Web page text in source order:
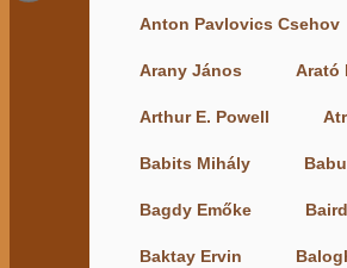
Anton Pavlovics Csehov
Arany János Arató
Arthur E. Powell
Babits Mihály
Bagdy Emőke
Baktay Ervin